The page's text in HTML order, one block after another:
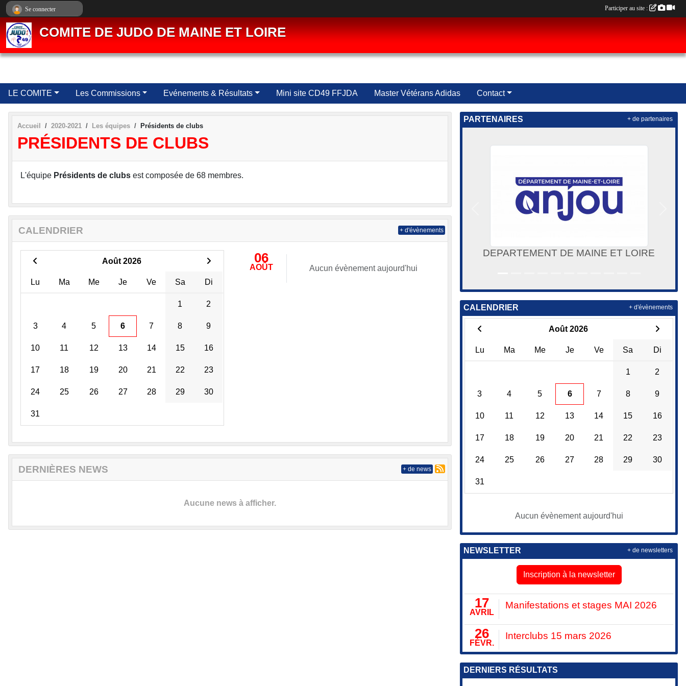
COMITE DE JUDO DE MAINE ET LOIRE
LE COMITE Les Commissions Evénements & Résultats Mini site CD49 FFJDA Master Vétérans Adidas Contact
Accueil 2020-2021 Les équipes Présidents de clubs
PRÉSIDENTS DE CLUBS
L'équipe Présidents de clubs est composée de 68 membres.
CALENDRIER
Août 2026
Lu Ma Me Je Ve Sa Di
1 2
3 4 5 6 7 8 9
10 11 12 13 14 15 16
17 18 19 20 21 22 23
24 25 26 27 28 29 30
31
06
AOÛT Aucun évènement aujourd'hui
+ d'évènements
DERNIÈRES NEWS
Aucune news à afficher.
+ de news
PARTENAIRES
DEPARTEMENT DE MAINE ET LOIRE
+ de partenaires
CALENDRIER
Août 2026
Lu Ma Me Je Ve Sa Di
1 2
3 4 5 6 7 8 9
10 11 12 13 14 15 16
17 18 19 20 21 22 23
24 25 26 27 28 29 30
31
Aucun évènement aujourd'hui
+ d'évènements
NEWSLETTER
Inscription à la newsletter
17
AVRIL
Manifestations et stages MAI 2026
26
FÉVR.
Interclubs 15 mars 2026
+ de newsletters
DERNIERS RÉSULTATS
Se connecter Participer au site :
Panneau de gestion des cookies